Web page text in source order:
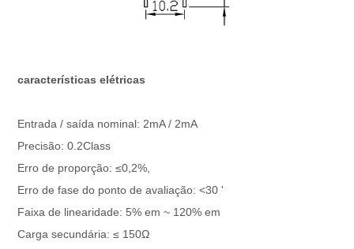
características elétricas
Entrada / saída nominal: 2mA / 2mA
Precisão: 0.2Class
Erro de proporção: ≤0,2%,
Erro de fase do ponto de avaliação: <30 '
Faixa de linearidade: 5% em ~ 120% em
Carga secundária: ≤ 150Ω